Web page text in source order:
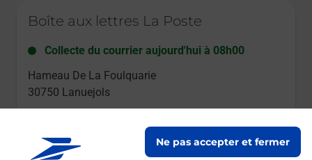
Ne pas accepter et fermer
Boîte aux lettres La Poste
Collecte du courrier aujourd'hui à 08h00
Hameau De La Foulquarie
30750 Lanuejols